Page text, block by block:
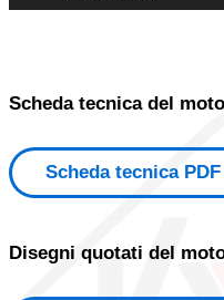
Scheda tecnica del
Scheda tecnica PDF
Disegni quotati del